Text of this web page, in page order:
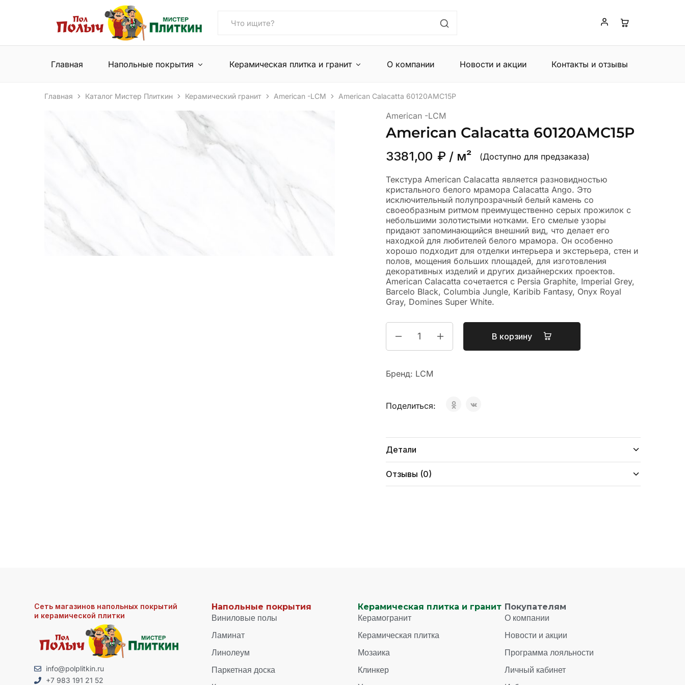
Пол
Полыч
Плиткин
Сеть
магазинов
и
керамической
Главная Напольные покрытия Керамическая плитка и гранит О компании Новости и акции Контакты и отзывы
Главная Каталог Мистер Плиткин Керамический гранит American -LCM American Calacatta 60120AMC15P
American -LCM
American Calacatta 60120AMC15P
3381,00 ₽ / м² (Доступно для предзаказа)
Текстура American Calacatta является разновидностью
кристального белого мрамора Calacatta Ango. Это
исключительный полупрозрачный белый камень со
своеобразным ритмом преимущественно серых прожилок с
небольшими золотистыми нотками. Его смелые узоры
придают запоминающийся внешний вид, что делает его
находкой для любителей белого мрамора. Он особенно
хорошо подходит для отделки интерьера и экстерьера, стен и
полов, мощения больших площадей, для изготовления
декоративных изделий и других дизайнерских проектов.
American Calacatta сочетается с Persia Graphite, Imperial Grey,
Barcelo Black, Columbia Jungle, Karibib Fantasy, Onyx Royal
Gray, Domines Super White.
В корзину
Бренд: LCM
Поделиться:
Детали
Отзывы (0)
Сеть магазинов напольных покрытий
и керамической плитки
info@polplitkin.ru
+7 983 191 21 52
Напольные покрытия
Виниловые полы
Ламинат
Линолеум
Паркетная доска
Керамическая плитка и гранит
Керамогранит
Керамическая плитка
Мозаика
Клинкер
Покупателям
О компании
Новости и акции
Программа лояльности
Личный кабинет